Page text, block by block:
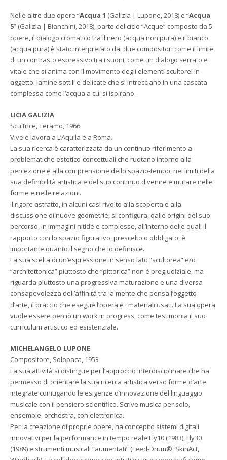
Nelle altre due opere “Acqua 1 (Galizia | Lupone, 2018) e “Acqua
5” (Galizia | Bianchini, 2018), parte del ciclo “Acque” composto da 5
opere, il dialogo cromatico tra il nero (acqua non pura) e il bianco
(acqua pura) è stato interpretato dai due compositori come il limite
di un contrasto espressivo tra i suoni, come un dialogo serrato e
vitale che si anima con il movimento degli elementi scultorei in
aggetto: lamine sottili e delicate che si intrecciano in una cascata
complessa come l’acqua a cui si ispirano.
LICIA GALIZIA
Scultrice, Teramo, 1966
Vive e lavora a L’Aquila e a Roma.
La sua ricerca è caratterizzata da un continuo riferimento a
problematiche estetico-concettuali che ruotano intorno alla
percezione e alla comprensione dello spazio-tempo, nei limiti della
sua definibilità artistica e del suo continuo divenire e mutare nelle
forme e nelle relazioni.
Il rigore astratto, in alcuni casi rivolto alla scoperta e alla
discussione di nuove geometrie, si configura, dalle origini del suo
percorso, in immagini nitide e complesse, all’interno delle quali il
rapporto con lo spazio figurativo, prescelto o obbligato, è
importante quanto il segno che lo definisce.
La sua scelta di un’espressione in senso lato “scultorea” e/o
“architettonica” piuttosto che “pittorica” non è pregiudiziale, ma
riguarda piuttosto una progressiva maturazione e una diversa
consapevolezza dell’affinità tra la mente che pensa l’oggetto
d’arte, il braccio che esegue l’opera e i materiali usati. La sua opera
vuole essere perciò un work in progress, come testimonia il suo
curriculum artistico ed esistenziale.
MICHELANGELO LUPONE
Compositore, Solopaca, 1953
La sua attività si distingue per l’approccio interdisciplinare che ha
permesso di orientare la sua ricerca artistica verso forme d’arte
integrate coniugando le esigenze d’innovazione del linguaggio
musicale con il pensiero scientifico. Scrive musica per solo,
ensemble, orchestra, con elettronica.
Per la creazione di proprie opere, ha concepito sistemi digitali
innovativi per la performance in tempo reale Fly10 (1983), Fly30
(1989) e strumenti musicali “aumentati” (Feed-Drum®, SkinAct,